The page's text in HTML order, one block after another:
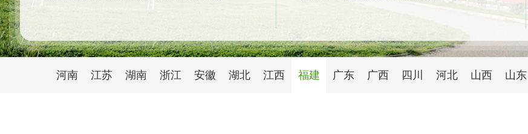
河南 江苏 湖南 浙江 安徽 湖北 江西 福建 广东 广西 四川 河北 山西 山东